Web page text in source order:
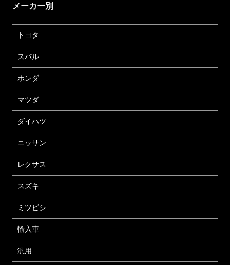
メーカー別
トヨタ
スバル
ホンダ
マツダ
ダイハツ
ニッサン
レクサス
スズキ
ミツビシ
輸入車
汎用